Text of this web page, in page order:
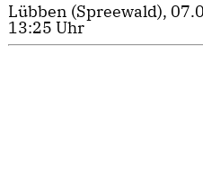
Lübben (Spreewald),
13:25 Uhr